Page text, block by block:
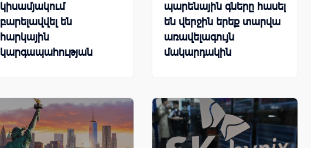
կիսամյակում
բարելավվել են
հարկային
կարգապահության
պարենային գները հասել
են վերջին երեք տարվա
առավելագույն
մակարդակին